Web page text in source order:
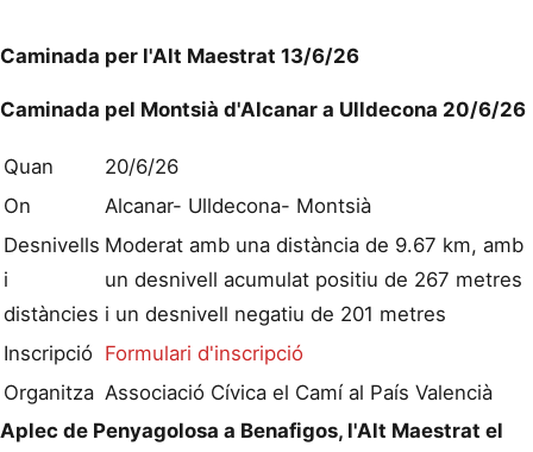
Caminada per l'Alt Maestrat 13/6/26
Caminada pel Montsià d'Alcanar a Ulldecona 20/6/26
Quan
20/6/26
On
Alcanar- Ulldecona- Montsià
Desnivells
i
distàncies
Moderat amb una distància de 9.67 km, amb
un desnivell acumulat positiu de 267 metres
i un desnivell negatiu de 201 metres
Inscripció Formulari d'inscripció
Organitza Associació Cívica el Camí al País Valencià
Aplec de Penyagolosa a Benafigos, l'Alt Maestrat el